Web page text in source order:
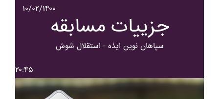
۱۰/۰۲/۱۴۰۰
جزییات مسابقه
سپاهان نوين ايذه - استقلال شوش
۲۰:۴۵